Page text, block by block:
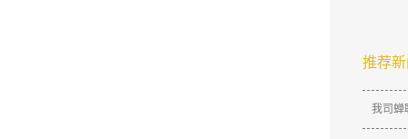
推荐
我司蝉